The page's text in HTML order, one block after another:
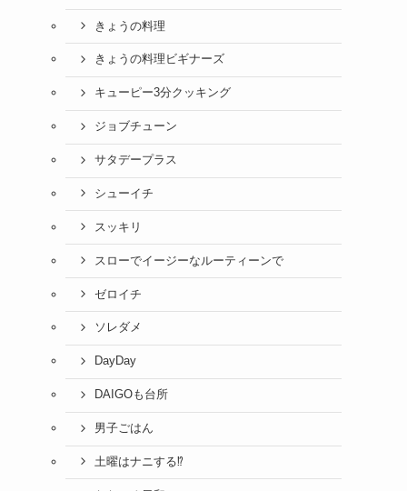
きょうの料理
きょうの料理ビギナーズ
キューピー3分クッキング
ジョブチューン
サタデープラス
シューイチ
スッキリ
スローでイージーなルーティーンで
ゼロイチ
ソレダメ
DayDay
DAIGOも台所
男子ごはん
土曜はナニする⁉